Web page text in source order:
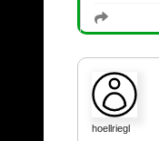
hoellriegl